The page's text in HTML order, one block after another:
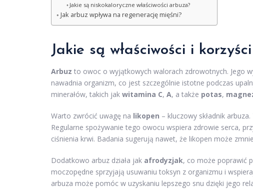
Jakie są niskokaloryczne właściwości arbuza?
Jak arbuz wpływa na regenerację mięśni?
Jakie są właściwości i
Arbuz to owoc o wyjątkowych walorach zdrowotnych. Jego
nawadnia organizm, co jest szczególnie istotne podczas
minerałów, takich jak witamina C, A, a także potas,
Warto zwrócić uwagę na likopen – kluczowy składnik
Regularne spożywanie tego owocu wspiera zdrowie serca,
ciśnienia krwi. Badania sugerują nawet, że likopen może
Dodatkowo arbuz działa jak afrodyzjak, co może poprawić
moczopędne sprzyjają usuwaniu toksyn z organizmu i
arbuza może pomóc w uzyskaniu lepszego snu dzięki jego